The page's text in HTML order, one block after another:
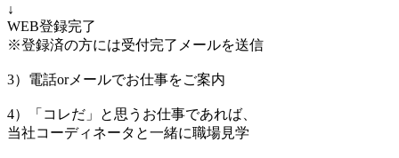
↓
WEB登録完了
※登録済の方には受付完了メールを送信
3）電話orメールでお仕事をご案内
4）「コレだ」と思うお仕事であれば、
当社コーディネータと一緒に職場見学